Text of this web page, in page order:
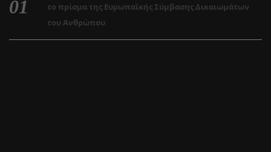
το πρίσμα της Ευρωπαϊκής Σύμβασης Δικαιωμάτων
του Ανθρώπου